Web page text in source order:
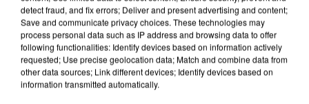
detect fraud, and fix errors; Deliver and present advertising and content;
Save and communicate privacy choices. These technologies may
process personal data such as IP address and browsing data to offer
following functionalities: Identify devices based on information actively
requested; Use precise geolocation data; Match and combine data from
other data sources; Link different devices; Identify devices based on
information transmitted automatically.